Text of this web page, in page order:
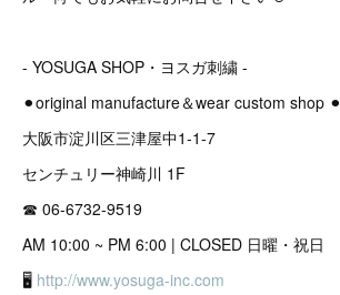
- YOSUGA SHOP・ヨスガ刺繍 -
⚫︎original manufacture＆wear custom shop ⚫︎
大阪市淀川区三津屋中1-1-7
センチュリー神崎川 1F
☎︎ 06-6732-9519
AM 10:00 ~ PM 6:00 | CLOSED 日曜・祝日
🖥 http://www.yosuga-inc.com